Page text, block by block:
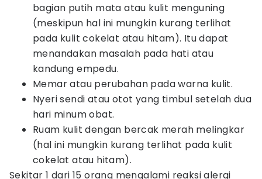
bagian putih mata atau kulit menguning
(meskipun hal ini mungkin kurang terlihat
pada kulit cokelat atau hitam). Itu dapat
menandakan masalah pada hati atau
kandung empedu.
Memar atau perubahan pada warna kulit.
Nyeri sendi atau otot yang timbul setelah dua
hari minum obat.
Ruam kulit dengan bercak merah melingkar
(hal ini mungkin kurang terlihat pada kulit
cokelat atau hitam).
Sekitar 1 dari 15 orang mengalami reaksi alergi